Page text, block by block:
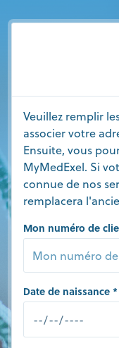
Veuillez remplir
associer votre
Ensuite, vous
MyMedExel. Si
connue de nos
remplacera
Mon numéro de
Date de naissance